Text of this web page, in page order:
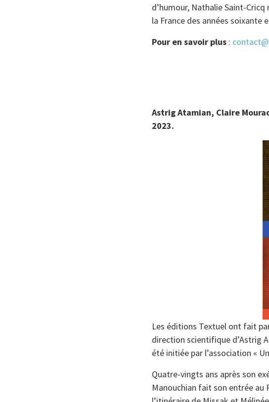
d’humour, Nathalie Saint-
la France des années soixante
Pour en savoir plus :
Astrig Atamian, Claire
2023.
Les éditions Textuel ont fait
direction scientifique d’Astrig
été initiée par l’association «
Quatre-vingts ans après son
Manouchian fait son entrée au